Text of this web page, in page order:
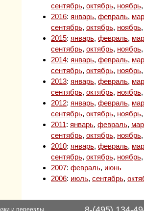
сентябрь, октябрь, ноябрь
2016: январь, февраль,
сентябрь, октябрь, ноябрь
2015: январь, февраль,
сентябрь, октябрь, ноябрь
2014: январь, февраль,
сентябрь, октябрь, ноябрь
2013: январь, февраль,
сентябрь, октябрь, ноябрь
2012: январь, февраль,
сентябрь, октябрь, ноябрь
2011: январь, февраль,
сентябрь, октябрь, ноябрь
2010: январь, февраль,
сентябрь, октябрь, ноябрь
2007: февраль, июнь
2006: июль, сентябрь,
и переезды